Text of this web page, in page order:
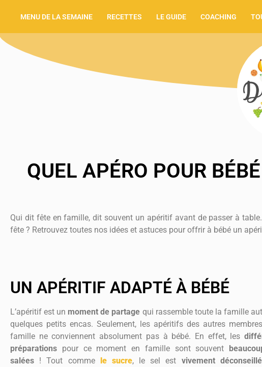
MENU DE LA SEMAINE RECETTES LE GUIDE COACHING
QUEL APÉRO POUR
Qui dit fête en famille, dit souvent un apéritif avant de passer à
fête ? Retrouvez toutes nos idées et astuces pour offrir à bébé un
UN APÉRITIF ADAPTÉ À BÉBÉ
L’apéritif est un moment de partage qui rassemble toute la famille
quelques petits encas. Seulement, les apéritifs des autres
famille ne conviennent absolument pas à bébé. En effet, les
préparations pour ce moment en famille sont souvent
salées ! Tout comme le sucre, le sel est vivement déconseillé